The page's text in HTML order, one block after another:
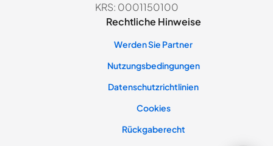
KRS: 0001150100
Rechtliche Hinweise
Werden Sie Partner
Nutzungsbedingungen
Datenschutzrichtlinien
Cookies
Rückgaberecht